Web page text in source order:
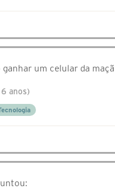
ganhar um celular da
anos)